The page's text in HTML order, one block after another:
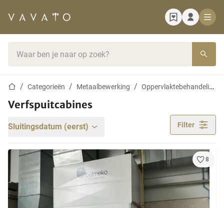
StartpaginaCategorieën Metaalbewerking Oppervlaktebehandeling van metaal
Verfspuitcabines
Sluitingsdatum (eerst) Filter
8